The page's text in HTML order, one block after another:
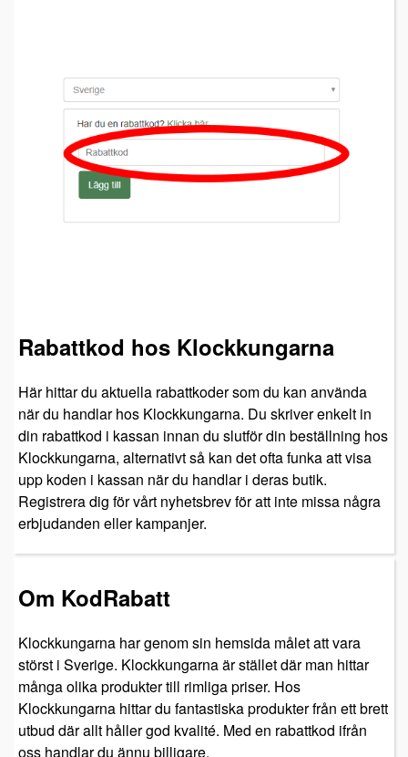
Rabattkod hos Klockkungarna
Här hittar du aktuella rabattkoder som du kan använda
när du handlar hos Klockkungarna. Du skriver enkelt in
din rabattkod i kassan innan du slutför din beställning hos
Klockkungarna, alternativt så kan det ofta funka att visa
upp koden i kassan när du handlar i deras butik.
Registrera dig för vårt nyhetsbrev för att inte missa några
erbjudanden eller kampanjer.
Om KodRabatt
Klockkungarna har genom sin hemsida målet att vara
störst i Sverige. Klockkungarna är stället där man hittar
många olika produkter till rimliga priser. Hos
Klockkungarna hittar du fantastiska produkter från ett brett
utbud där allt håller god kvalité. Med en rabattkod ifrån
oss handlar du ännu billigare.